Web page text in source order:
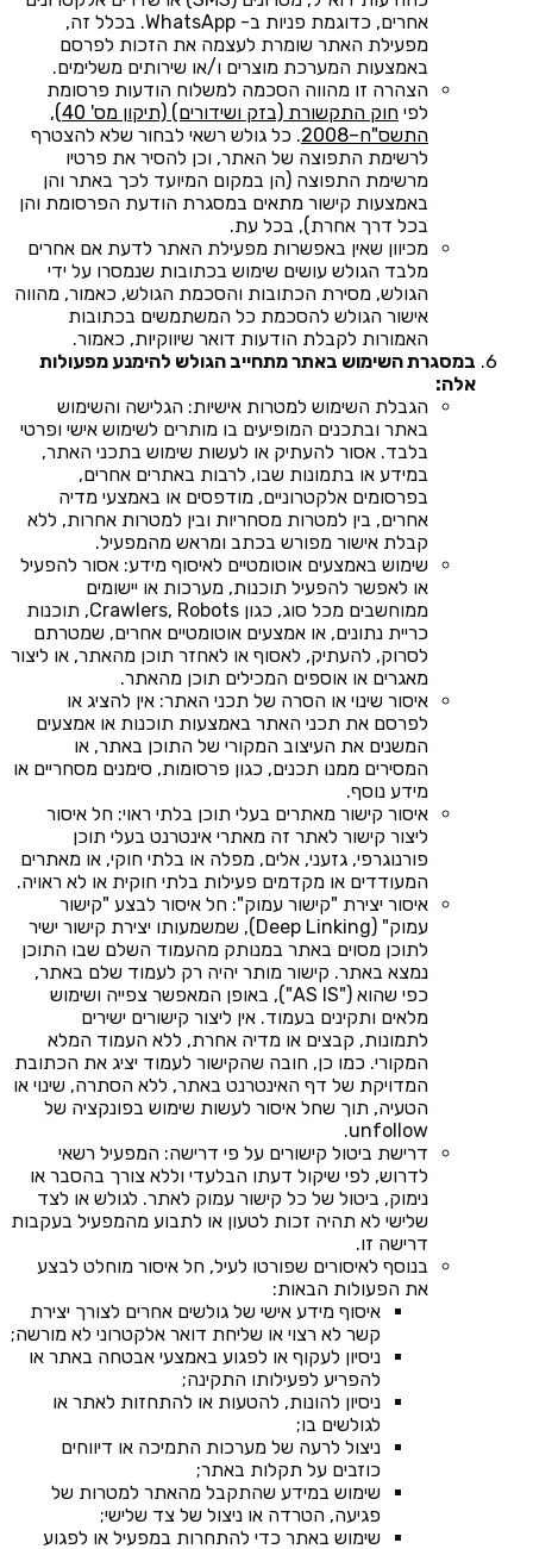
אחרים, כדוגמת פניות ב- WhatsApp. בכלל זה,
מפעילת האתר שומרת לעצמה את הזכות לפרסם
באמצעות המערכת מוצרים ו/או שירותים משלימים.
הצהרה זו מהווה הסכמה למשלוח הודעות פרסומת
לפי
חוק התקשורת (בזק ושידורים) (תיקון מס' 40),
התשס"ח–2008
. כל גולש רשאי לבחור שלא להצטרף
לרשימת התפוצה של האתר, וכן להסיר את פרטיו
מרשימת התפוצה (הן במקום המיועד לכך באתר והן
באמצעות קישור מתאים במסגרת הודעת הפרסומת והן
בכל דרך אחרת), בכל עת.
מכיוון שאין באפשרות מפעילת האתר לדעת אם אחרים
מלבד הגולש עושים שימוש בכתובות שנמסרו על ידי
הגולש, מסירת הכתובות והסכמת הגולש, כאמור, מהווה
אישור הגולש להסכמת כל המשתמשים בכתובות
האמורות לקבלת הודעות דואר שיווקיות, כאמור.
במסגרת השימוש באתר מתחייב הגולש להימנע מפעולות
אלה:
הגבלת השימוש למטרות אישיות: הגלישה והשימוש
באתר ובתכנים המופיעים בו מותרים לשימוש אישי ופרטי
בלבד. אסור להעתיק או לעשות שימוש בתכני האתר,
במידע או בתמונות שבו, לרבות באתרים אחרים,
בפרסומים אלקטרוניים, מודפסים או באמצעי מדיה
אחרים, בין למטרות מסחריות ובין למטרות אחרות, ללא
קבלת אישור מפורש בכתב ומראש מהמפעיל.
שימוש באמצעים אוטומטיים לאיסוף מידע: אסור להפעיל
או לאפשר להפעיל תוכנות, מערכות או יישומים
ממוחשבים מכל סוג, כגון Crawlers, Robots, תוכנות
כריית נתונים, או אמצעים אוטומטיים אחרים, שמטרתם
לסרוק, להעתיק, לאסוף או לאחזר תוכן מהאתר, או ליצור
מאגרים או אוספים המכילים תוכן מהאתר.
איסור שינוי או הסרה של תכני האתר: אין להציג או
לפרסם את תכני האתר באמצעות תוכנות או אמצעים
המשנים את העיצוב המקורי של התוכן באתר, או
המסירים ממנו תכנים, כגון פרסומות, סימנים מסחריים או
מידע נוסף.
איסור קישור מאתרים בעלי תוכן בלתי ראוי: חל איסור
ליצור קישור לאתר זה מאתרי אינטרנט בעלי תוכן
פורנוגרפי, גזעני, אלים, מפלה או בלתי חוקי, או מאתרים
המעודדים או מקדמים פעילות בלתי חוקית או לא ראויה.
איסור יצירת "קישור עמוק": חל איסור לבצע "קישור
עמוק" (Deep Linking), שמשמעותו יצירת קישור ישיר
לתוכן מסוים באתר במנותק מהעמוד השלם שבו התוכן
נמצא באתר. קישור מותר יהיה רק לעמוד שלם באתר,
כפי שהוא ("AS IS"), באופן המאפשר צפייה ושימוש
מלאים ותקינים בעמוד. אין ליצור קישורים ישירים
לתמונות, קבצים או מדיה אחרת, ללא העמוד המלא
המקורי. כמו כן, חובה שהקישור לעמוד יציג את הכתובת
המדויקת של דף האינטרנט באתר, ללא הסתרה, שינוי או
הטעיה, תוך שחל איסור לעשות שימוש בפונקציה של
unfollow.
דרישת ביטול קישורים על פי דרישה: המפעיל רשאי
לדרוש, לפי שיקול דעתו הבלעדי וללא צורך בהסבר או
נימוק, ביטול של כל קישור עמוק לאתר. לגולש או לצד
שלישי לא תהיה זכות לטעון או לתבוע מהמפעיל בעקבות
דרישה זו.
בנוסף לאיסורים שפורטו לעיל, חל איסור מוחלט לבצע
את הפעולות הבאות:
איסוף מידע אישי של גולשים אחרים לצורך יצירת
קשר לא רצוי או שליחת דואר אלקטרוני לא מורשה;
ניסיון לעקוף או לפגוע באמצעי אבטחה באתר או
להפריע לפעילותו התקינה;
ניסיון להונות, להטעות או להתחזות לאתר או
לגולשים בו;
ניצול לרעה של מערכות התמיכה או דיווחים
כוזבים על תקלות באתר;
שימוש במידע שהתקבל מהאתר למטרות של
פגיעה, הטרדה או ניצול של צד שלישי;
שימוש באתר כדי להתחרות במפעיל או לפגוע